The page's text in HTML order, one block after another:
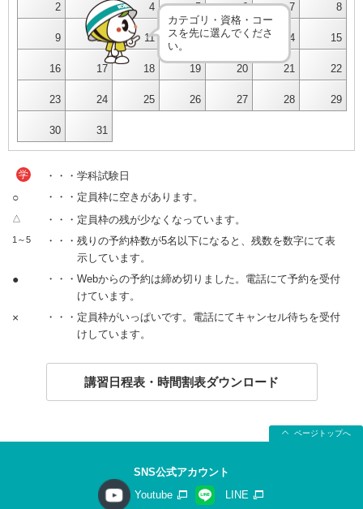
2 3 4 5 6 7 8
9 10 11 12 13 14 15
16 17 18 19 20 21 22
23 24 25 26 27 28 29
30 31
カテゴリ・資格・コー
スを先に選んでくださ
い。
学 ・・・学科試験日
○ ・・・定員枠に空きがあります。
△ ・・・定員枠の残が少なくなっています。
1～5
・・・残りの予約枠数が5名以下になると、残数を数字にて表
示しています。
●
・・・Webからの予約は締め切りました。電話にて予約を受付
けています。
×
・・・定員枠がいっぱいです。電話にてキャンセル待ちを受付
けしています。
講習日程表・時間割表ダウンロード
ページトップへ
SNS公式アカウント
Youtube
LINE